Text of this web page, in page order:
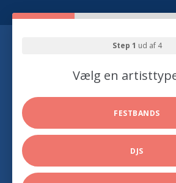
Step 1 ud af 4
Vælg en
FESTBANDS
DJS